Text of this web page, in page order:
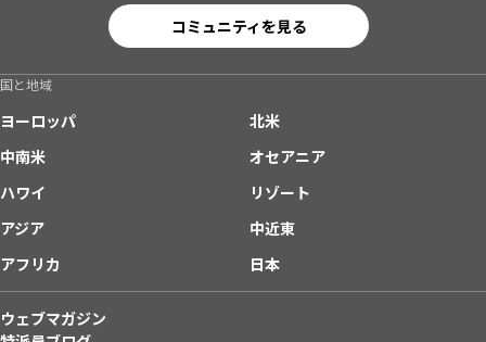
コミュニティを見る
国と地域
ヨーロッパ
北米
中南米
オセアニア
ハワイ
リゾート
アジア
中近東
アフリカ
日本
ウェブマガジン